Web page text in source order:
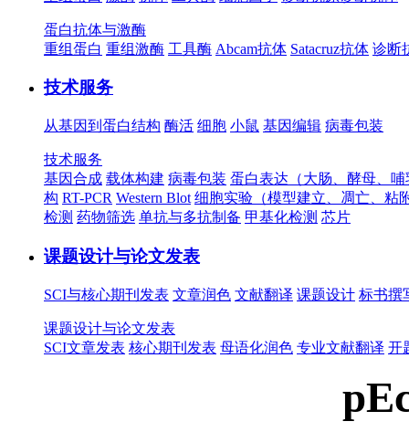
蛋白抗体与激酶
重组蛋白 重组激酶 工具酶 Abcam抗体 Satacruz抗体 诊断
技术服务
从基因到蛋白结构 酶活 细胞 小鼠 基因编辑 病毒包装
技术服务
基因合成 载体构建 病毒包装 蛋白表达（大肠、酵母、
构 RT-PCR Western Blot 细胞实验（模型建立、凋亡、粘
检测 药物筛选 单抗与多抗制备 甲基化检测 芯片
课题设计与论文发表
SCI与核心期刊发表 文章润色 文献翻译 课题设计 标书撰
课题设计与论文发表
SCI文章发表 核心期刊发表 母语化润色 专业文献翻译 开